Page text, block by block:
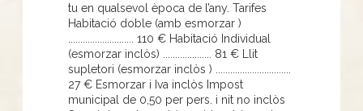
tu en qualsevol època de l’any. Tarifes
Habitació doble (amb esmorzar )
........................... 110 € Habitació Individual
(esmorzar inclòs) .................... 81 € Llit
supletori (esmorzar inclòs ) ...............................
27 € Esmorzar i Iva inclòs Impost
municipal de 0,50 per pers. i nit no inclòs